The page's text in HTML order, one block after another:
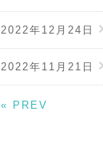
2022年12月24日
2022年11月21日
« PREV